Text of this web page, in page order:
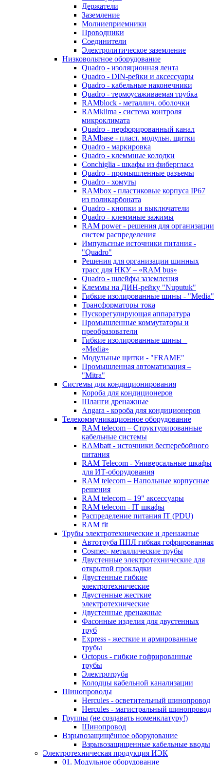
Держатели
Заземление
Молниеприемники
Проводники
Соединители
Электролитическое заземление
Низковольтное оборудование
Quadro - изоляционная лента
Quadro - DIN-рейки и аксессуары
Quadro - кабельные наконечники
Quadro - термоусаживаемая трубка
RAMblock - металлич. оболочки
RAMklima - система контроля
микроклимата
Quadro - перфорированный канал
RAMbase - пласт. модульн. щитки
Quadro - маркировка
Quadro - клеммные колодки
Conchiglia - шкафы из фибергласа
Quadro - промышленные разъемы
Quadro - хомуты
RAMbox - пластиковые корпуса IP67
из поликарбоната
Quadro - кнопки и выключатели
Quadro - клеммные зажимы
RAM power - решения для организации
систем распределения
Импульсные источники питания -
"Quadro"
Решения для организации шинных
трасс для НКУ – «RAM bus»
Quadro - шлейфы заземления
Клеммы на ДИН-рейку "Nuputuk"
Гибкие изолированные шины - "Media"
Трансформаторы тока
Пускорегулирующая аппаратура
Промышленные коммутаторы и
преобразователи
Гибкие изолированные шины –
«Media»
Модульные щитки - "FRAME"
Промышленная автоматизация –
"Mitra"
Системы для кондиционирования
Короба для кондиционеров
Шланги дренажные
Angara - короба для кондиционеров
Телекоммуникационное оборудование
RAM telecom – Структурированные
кабельные системы
RAMbatt - источники бесперебойного
питания
RAM Telecom - Универсальные шкафы
для ИТ-оборудования
RAM telecom – Напольные корпусные
решения
RAM telecom – 19" аксессуары
RAM telecom - IT шкафы
Распределение питания IT (PDU)
RAM fit
Трубы электротехнические и дренажные
Автотруба ППЛ гибкая гофрированная
Cosmec- металлические трубы
Двустенные электротехнические для
открытой прокладки
Двустенные гибкие
электротехнические
Двустенные жесткие
электротехнические
Двустенные дренажные
Фасонные изделия для двустенных
труб
Express - жесткие и армированные
трубы
Octopus - гибкие гофрированные
трубы
Электротруба
Колодцы кабельной канализации
Шинопроводы
Hercules - осветительный шинопровод
Hercules - магистральный шинопровод
Группы (не создавать номенклатуру!)
Шинопровод
Взрывозащищённое оборудование
Взрывозащищенные кабельные вводы
Электротехническая продукция ИЭК
01. Модульное оборудование